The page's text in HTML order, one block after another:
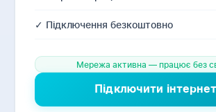
✓ Підключення безкоштовно
Мережа активна — працює без
Підключити інтернет